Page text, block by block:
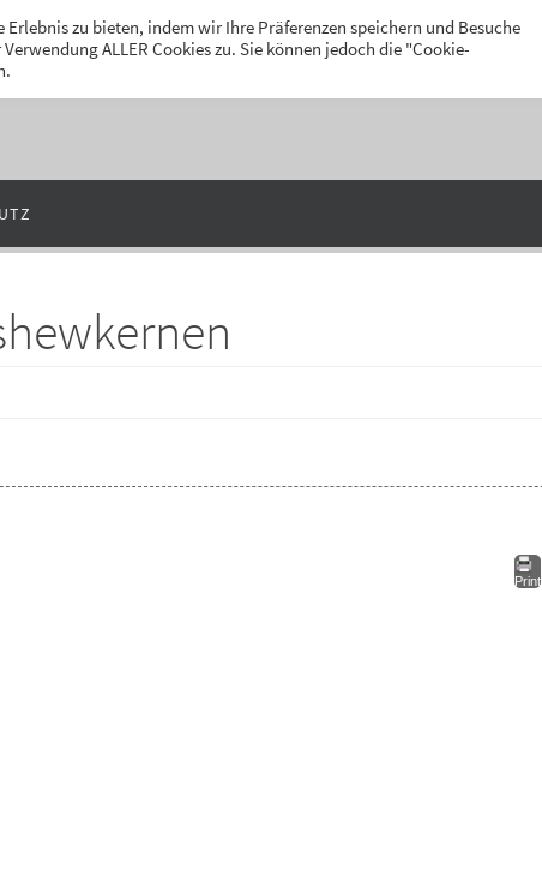
Print
zu bieten, indem wir Ihre Präferenzen speichern und Besuche
ALLER Cookies zu. Sie können jedoch die "Cookie-